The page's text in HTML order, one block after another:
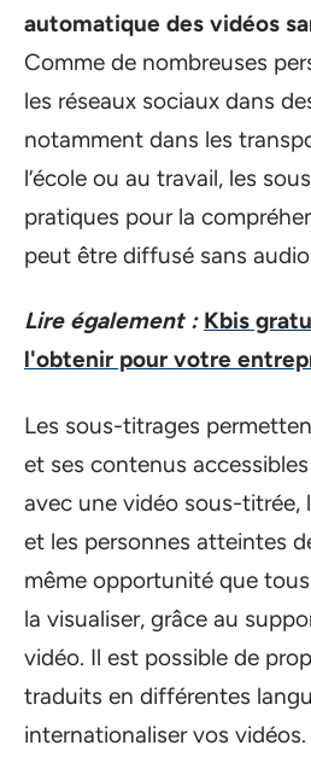
automatique des vidéos
Comme de nombreuses
les réseaux sociaux dans
notamment dans les
l’école ou au travail, les
pratiques pour la
peut être diffusé sans
Lire également : Kbis
l'obtenir pour votre
Les sous-titrages
et ses contenus
avec une vidéo sous-titrée,
et les personnes atteintes
même opportunité que
la visualiser, grâce au
vidéo. Il est possible de
traduits en différentes
internationaliser vos